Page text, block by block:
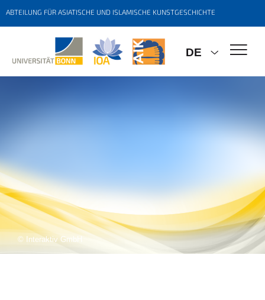
ABTEILUNG FÜR ASIATISCHE UND ISLAMISCHE KUNSTGESCHICHTE
DE
© Interaktiv GmbH